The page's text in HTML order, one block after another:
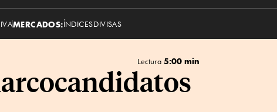
MERCADOS:ÍNDICESDIVISAS
Lectura 5:00 min